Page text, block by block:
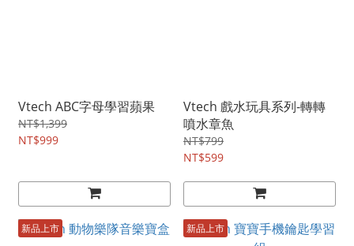
Vtech ABC字母學習蘋果
NT$1,399
NT$999
Vtech 戲水玩具系列-轉轉
噴水章魚
NT$799
NT$599
新品上市 新品上市